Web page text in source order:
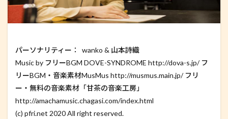
パーソナリティー： wanko & 山本詩織
Music by フリーBGM DOVE-SYNDROME http://dova-s.jp/ フ
リーBGM・音楽素材MusMus http://musmus.main.jp/ フリ
ー・無料の音楽素材「甘茶の音楽工房」
http://amachamusic.chagasi.com/index.html
(c) pfri.net 2020 All right reserved.